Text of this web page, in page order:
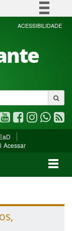
ACESSIBILIDADE
Youtube
(abre
em
Facebook
(abre
Instagram
(abre
janela)
(abre
janela)
em
Acessar